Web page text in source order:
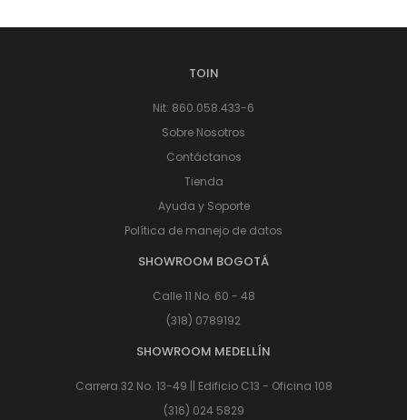
TOIN
Nit: 860.058.433-6
Sobre Nosotros
Contáctanos
Tienda
Ayuda y Soporte
Política de manejo de datos
SHOWROOM BOGOTÁ
Calle 11 No. 60 - 48
(318) 0789192
SHOWROOM MEDELLÍN
Carrera 32 No. 13-49 || Edificio C13 - Oficina 108
(316) 024 5829